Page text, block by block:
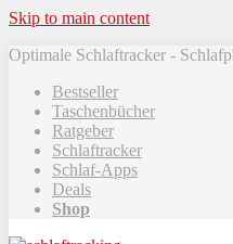
Skip to main content
Optimale Schlaftracker -
Bestseller
Taschenbücher
Ratgeber
Schlaftracker
Schlaf-Apps
Deals
Shop